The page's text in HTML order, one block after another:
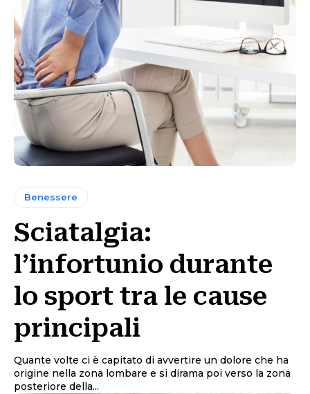
Benessere
Sciatalgia:
l’infortunio durante
lo sport tra le cause
principali
Quante volte ci è capitato di avvertire un dolore che ha
origine nella zona lombare e si dirama poi verso la zona
posteriore della...